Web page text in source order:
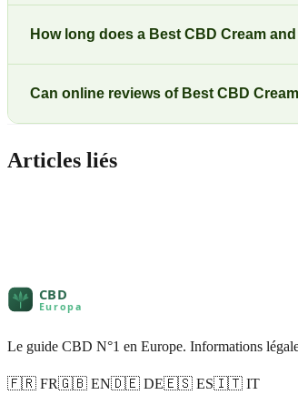
How long does a Best CBD Cream
Can online reviews of Best CBD
Articles liés
Le guide CBD N°1 en Europe. Informations
🇫🇷 FR🇬🇧 EN🇩🇪 DE🇪🇸 ES🇮🇹 IT